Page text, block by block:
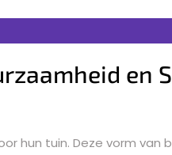
en
hun tuin. Deze vorm van